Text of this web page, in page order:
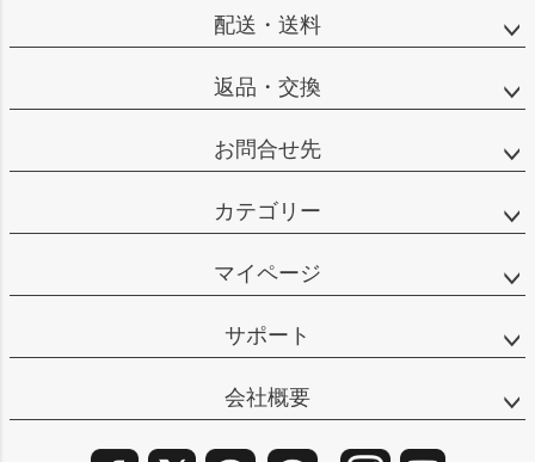
配送・送料
返品・交換
お問合せ先
カテゴリー
マイページ
サポート
会社概要